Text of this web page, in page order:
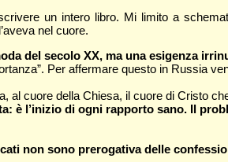
un intero libro. Mi limito a
nel cuore.
del secolo XX, ma una esigenza
Per affermare questo in Russia
al cuore della Chiesa, il cuore di Cristo
è l’inizio di ogni rapporto sano. Il
non sono prerogativa delle